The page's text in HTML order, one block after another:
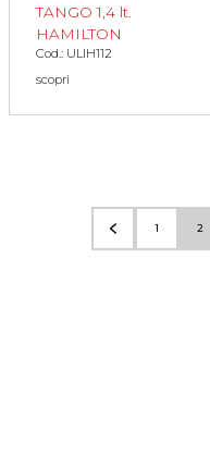
TANGO 1,4 lt.
HAMILTON
Cod.: ULIH112
scopri
1 2